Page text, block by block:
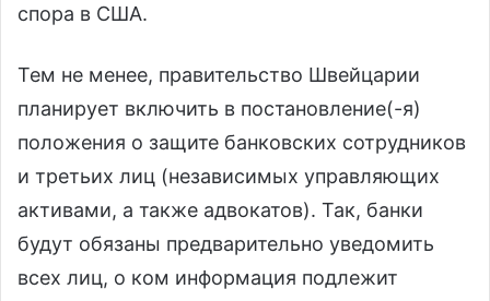
спора в США.
Тем не менее, правительство Швейцарии
планирует включить в постановление(-я)
положения о защите банковских сотрудников
и третьих лиц (независимых управляющих
активами, а также адвокатов). Так, банки
будут обязаны предварительно уведомить
всех лиц, о ком информация подлежит